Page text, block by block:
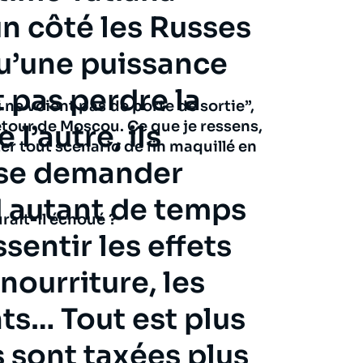
voient pas de porte de sortie”,
de Moscou. Ce que je ressens,
tout scénario de fin maquillé en
il échoué ?
côté les Russes
puissance
perdre la
l’autre, ils
demander
de temps
les effets
les
Tout est plus
sont taxées plus